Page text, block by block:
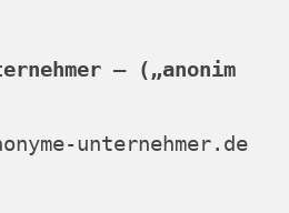
– („anonim
unternehmer.de